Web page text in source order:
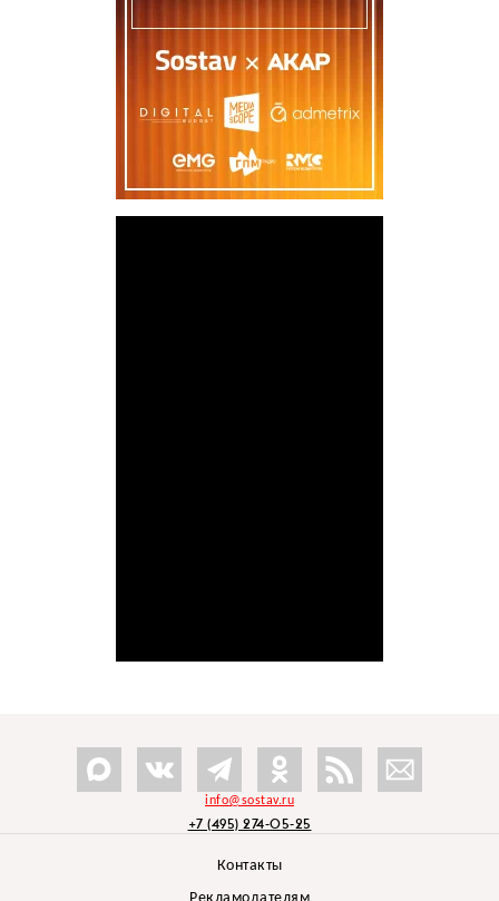
info@sostav.ru
+7 (495) 274-05-25
Контакты